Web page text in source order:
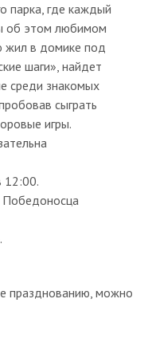
парка, где каждый
об этом любимом
жил в домике под
шаги», найдет
среди знакомых
сыграть
игры.
12:00.
Победоносца
празднованию, можно